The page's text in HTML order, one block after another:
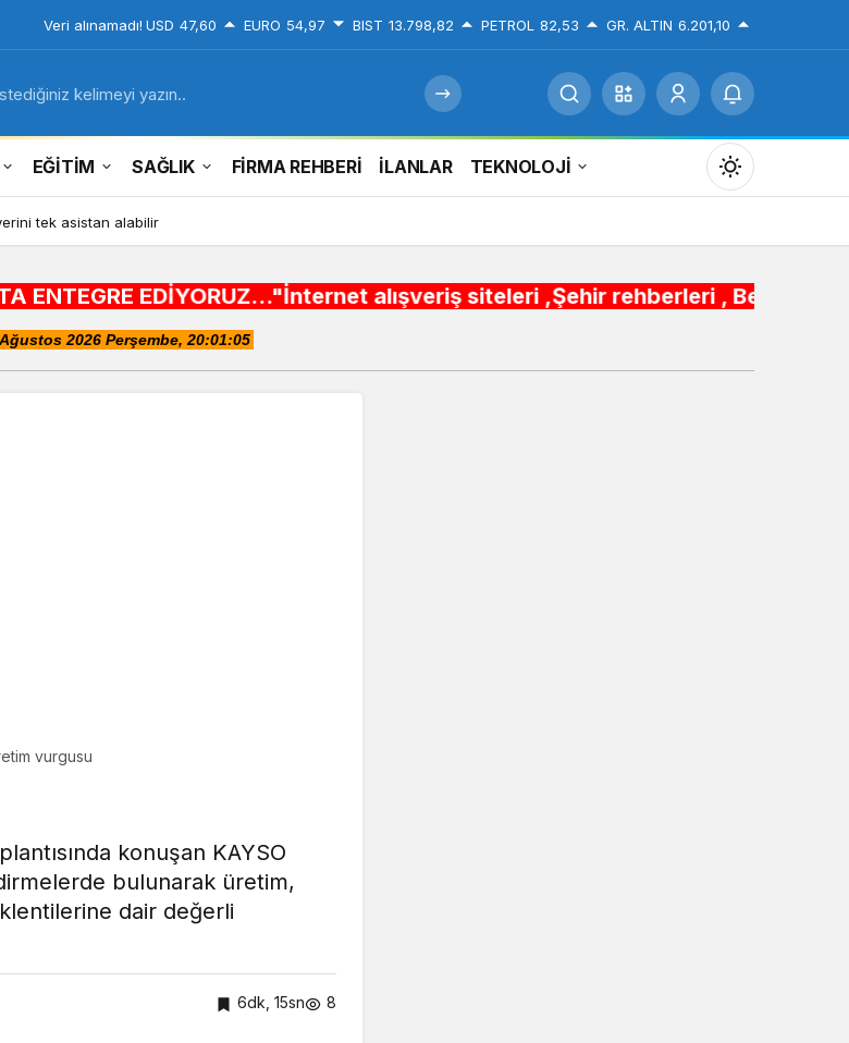
Veri alınamadı! USD 47,60 EURO 54,97 BIST 13.798,82 PETROL 82,53 GR. ALTIN 6.201,10
kelimeyi yazın..
EĞİTİM SAĞLIK FİRMA REHBERİ İLANLAR TEKNOLOJİ
Mod
değiştir
tek asistan alabilir
EDİYORUZ..."İnternet alışveriş siteleri ,Şehir rehberleri , Belediye
vurgusu
konuşan KAYSO
bulunarak üretim,
dair değerli
6dk, 15sn 8